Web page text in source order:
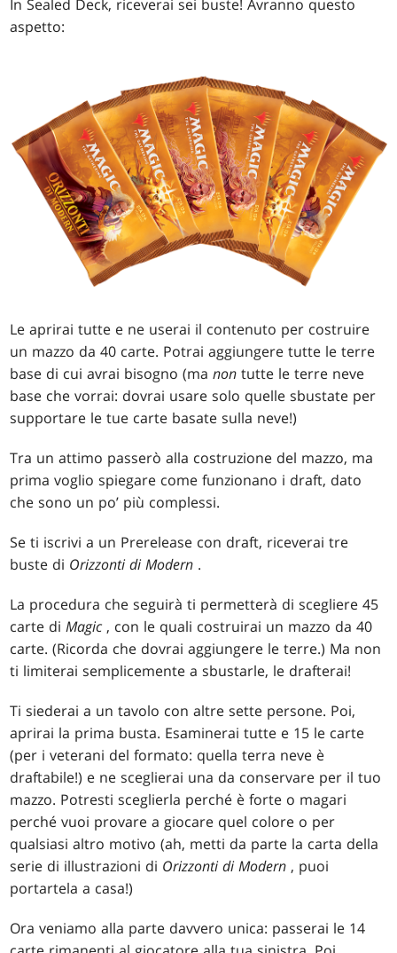
In Sealed Deck, riceverai sei buste! Avranno questo
aspetto:
Le aprirai tutte e ne userai il contenuto per costruire
un mazzo da 40 carte. Potrai aggiungere tutte le terre
base di cui avrai bisogno (manon tutte le terre neve
base che vorrai: dovrai usare solo quelle sbustate per
supportare le tue carte basate sulla neve!)
Tra un attimo passerò alla costruzione del mazzo, ma
prima voglio spiegare come funzionano i draft, dato
che sono un po’ più complessi.
Se ti iscrivi a un Prerelease con draft, riceverai tre
buste di Orizzonti di Modern .
La procedura che seguirà ti permetterà di scegliere 45
carte diMagic , con le quali costruirai un mazzo da 40
carte. (Ricorda che dovrai aggiungere le terre.) Ma non
ti limiterai semplicemente a sbustarle, le drafterai!
Ti siederai a un tavolo con altre sette persone. Poi,
aprirai la prima busta. Esaminerai tutte e 15 le carte
(per i veterani del formato: quella terra neve è
draftabile!) e ne sceglierai una da conservare per il tuo
mazzo. Potresti sceglierla perché è forte o magari
perché vuoi provare a giocare quel colore o per
qualsiasi altro motivo (ah, metti da parte la carta della
serie di illustrazioni di Orizzonti di Modern , puoi
portartela a casa!)
Ora veniamo alla parte davvero unica: passerai le 14